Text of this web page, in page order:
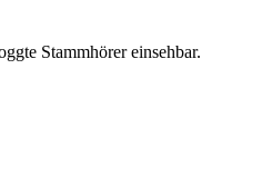
Stammhörer einsehbar.